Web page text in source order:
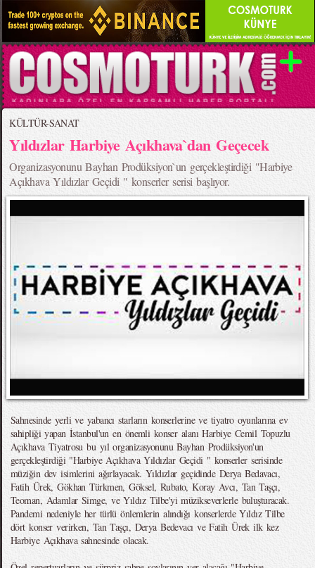
KÜLTÜR-SANAT
Yıldızlar Harbiye Açıkhava`dan Geçecek
Organizasyonunu Bayhan Prodüksiyon`un gerçekleştirdiği "Harbiye
Açıkhava Yıldızlar Geçidi " konserler serisi başlıyor.
Sahnesinde yerli ve yabancı starların konserlerine ve tiyatro oyunlarına ev
sahipliği yapan İstanbul'un en önemli konser alanı Harbiye Cemil Topuzlu
Açıkhava Tiyatrosu bu yıl organizasyonunu Bayhan Prodüksiyon'un
gerçekleştirdiği "Harbiye Açıkhava Yıldızlar Geçidi " konserler serisinde
müziğin dev isimlerini ağırlayacak. Yıldızlar geçidinde Derya Bedavacı,
Fatih Ürek, Gökhan Türkmen, Göksel, Rubato, Koray Avcı, Tan Taşçı,
Teoman, Adamlar Simge, ve Yıldız Tilbe'yi müzikseverlerle buluşturacak.
Pandemi nedeniyle her türlü önlemlerin alındığı konserlerde Yıldız Tilbe
dört konser verirken, Tan Taşçı, Derya Bedevacı ve Fatih Ürek ilk kez
Harbiye Açıkhava sahnesinde olacak.